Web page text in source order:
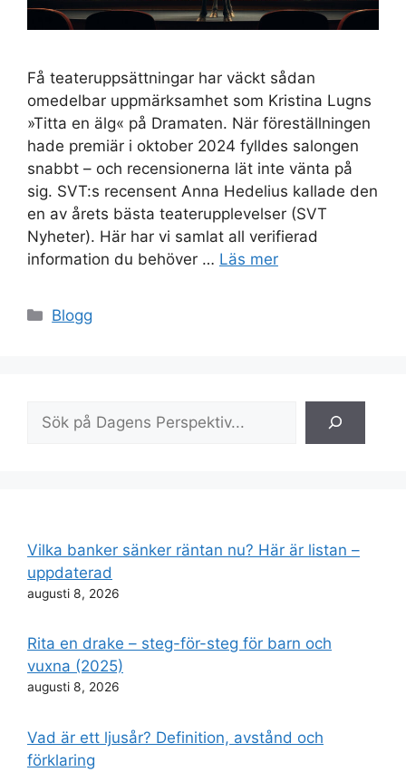
Få teateruppsättningar har väckt sådan
omedelbar uppmärksamhet som Kristina Lugns
»Titta en älg« på Dramaten. När föreställningen
hade premiär i oktober 2024 fylldes salongen
snabbt – och recensionerna lät inte vänta på
sig. SVT:s recensent Anna Hedelius kallade den
en av årets bästa teaterupplevelser (SVT
Nyheter). Här har vi samlat all verifierad
information du behöver … Läs mer
Kategorier
Blogg
Vilka banker sänker räntan nu? Här är listan –
uppdaterad
augusti 8, 2026
Rita en drake – steg-för-steg för barn och
vuxna (2025)
augusti 8, 2026
Vad är ett ljusår? Definition, avstånd och
förklaring